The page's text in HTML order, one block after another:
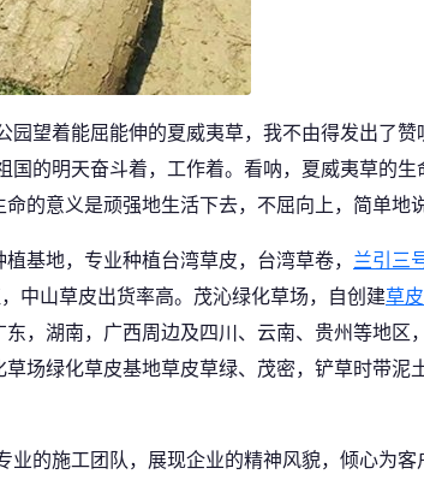
园望着能屈能伸的夏威夷草，我不由得发出了
的明天奋斗着，工作着。看呐，夏威夷草的
的意义是顽强地生活下去，不屈向上，简单地
基地，专业种植台湾草皮，台湾草卷， 兰引三
中山草皮出货率高。茂沁绿化草场，自创建草
，湖南，广西周边及四川、云南、贵州等地区
场绿化草皮基地草皮草绿、茂密，铲草时带泥
的施工团队，展现企业的精神风貌，倾心为